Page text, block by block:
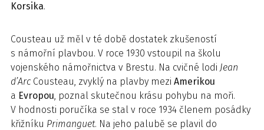
Korsika.
Cousteau už měl v té době dostatek zkušeností
s námořní plavbou. V roce 1930 vstoupil na školu
vojenského námořnictva v Brestu. Na cvičné lodi Jean
d’Arc Cousteau, zvyklý na plavby mezi Amerikou
a Evropou, poznal skutečnou krásu pohybu na moři.
V hodnosti poručíka se stal v roce 1934 členem posádky
křižníku Primanguet. Na jeho palubě se plavil do